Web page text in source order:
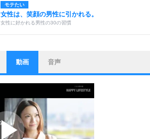
モテたい
女性は、笑顔の男性に引かれる。
女性に好かれる男性の30の習慣
ストレス対策
他人と比べない。
いっそのこと、他人を見ない。
いらいらしない人になる30の方法
プラス思考
ポジティブになれない原因は、行動しないから。
ポジティブ思考になる30の方法
動画 音声